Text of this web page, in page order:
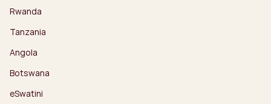
Rwanda
Tanzania
Angola
Botswana
eSwatini